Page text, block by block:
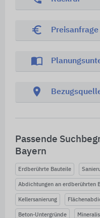
euro_symbol Preisanfrage
import_contacts
location_on
Passende
Bayern
Erdberührte Bauteile
Abdichtungen an erdberührten
Kellersanierung
Beton-Untergründe